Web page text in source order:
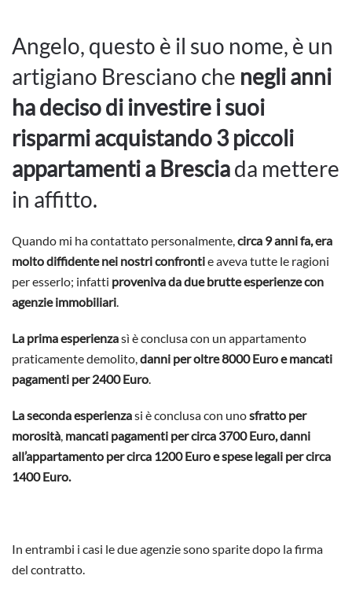
Angelo, questo è il suo nome, è un
artigiano Bresciano che negli anni
ha deciso di investire i suoi
risparmi acquistando 3 piccoli
appartamenti a Bresciada mettere
in affitto.
Quando mi ha contattato personalmente,circa 9 anni fa, era
molto diffidente nei nostri confrontie aveva tutte le ragioni
per esserlo; infatti proveniva da due brutte esperienze con
agenzie immobiliari.
La prima esperienzasì è conclusa con un appartamento
praticamente demolito,danni per oltre 8000 Euro e mancati
pagamenti per 2400 Euro.
La seconda esperienzasi è conclusa con unosfratto per
morosità, mancati pagamenti per circa 3700 Euro, danni
all’appartamento per circa 1200 Euro e spese legali per circa
1400 Euro.
In entrambi i casi le due agenzie sono sparite dopo la firma
del contratto.